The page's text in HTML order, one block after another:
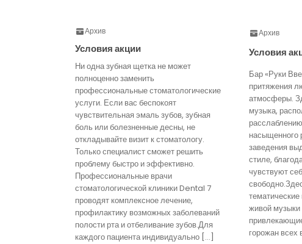
Архив
Условия акции
Ни одна зубная щетка не может
полноценно заменить
профессиональные стоматологические
услуги. Если вас беспокоят
чувствительная эмаль зубов, зубная
боль или болезненные десны, не
откладывайте визит к стоматологу.
Только специалист сможет решить
проблему быстро и эффективно.
Профессиональные врачи
стоматологической клиники Dental 7
проводят комплексное лечение,
профилактику возможных заболеваний
полости рта и отбеливание зубов.Для
каждого пациента индивидуально […]
Архив
Условия
Бар «Руки
притяжения
атмосферы.
музыка,
насыщенного
заведения
стиле,
чувствуют
живой
горожан всех